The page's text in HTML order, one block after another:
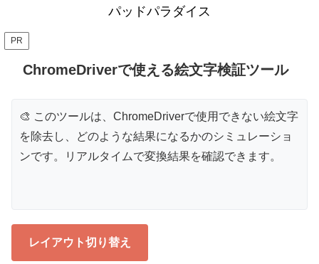
パッドパラダイス
PR
ChromeDriverで使える絵文字検証ツール
🎨 このツールは、ChromeDriverで使用できない絵文字
を除去し、どのような結果になるかのシミュレーショ
ンです。リアルタイムで変換結果を確認できます。
レイアウト切り替え